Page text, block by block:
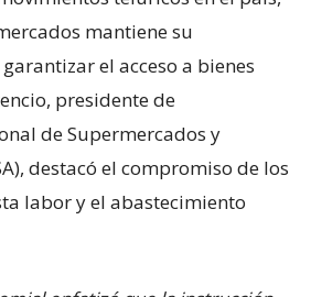
mantiene su
el acceso a bienes
presidente de
de Supermercados y
destacó el compromiso de los
labor y el abastecimiento